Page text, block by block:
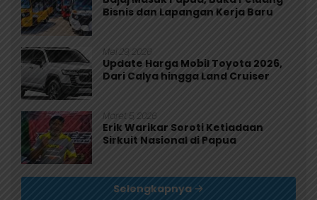
Bisnis dan Lapangan Kerja Baru
Mei 29, 2026
Update Harga Mobil Toyota 2026,
Dari Calya hingga Land Cruiser
Maret 5, 2026
Erik Warikar Soroti Ketiadaan
Sirkuit Nasional di Papua
Selengkapnya